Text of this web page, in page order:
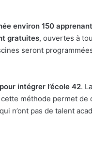
environ 150
gratuites, ouvertes à
seront
intégrer l’école 42.
méthode permet
n’ont pas de talent